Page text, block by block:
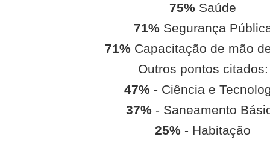
75% Saúde
71% Segurança
71% Capacitação de mão
Outros pontos citados:
47% - Ciência e
37% - Saneamento
25% - Habitação